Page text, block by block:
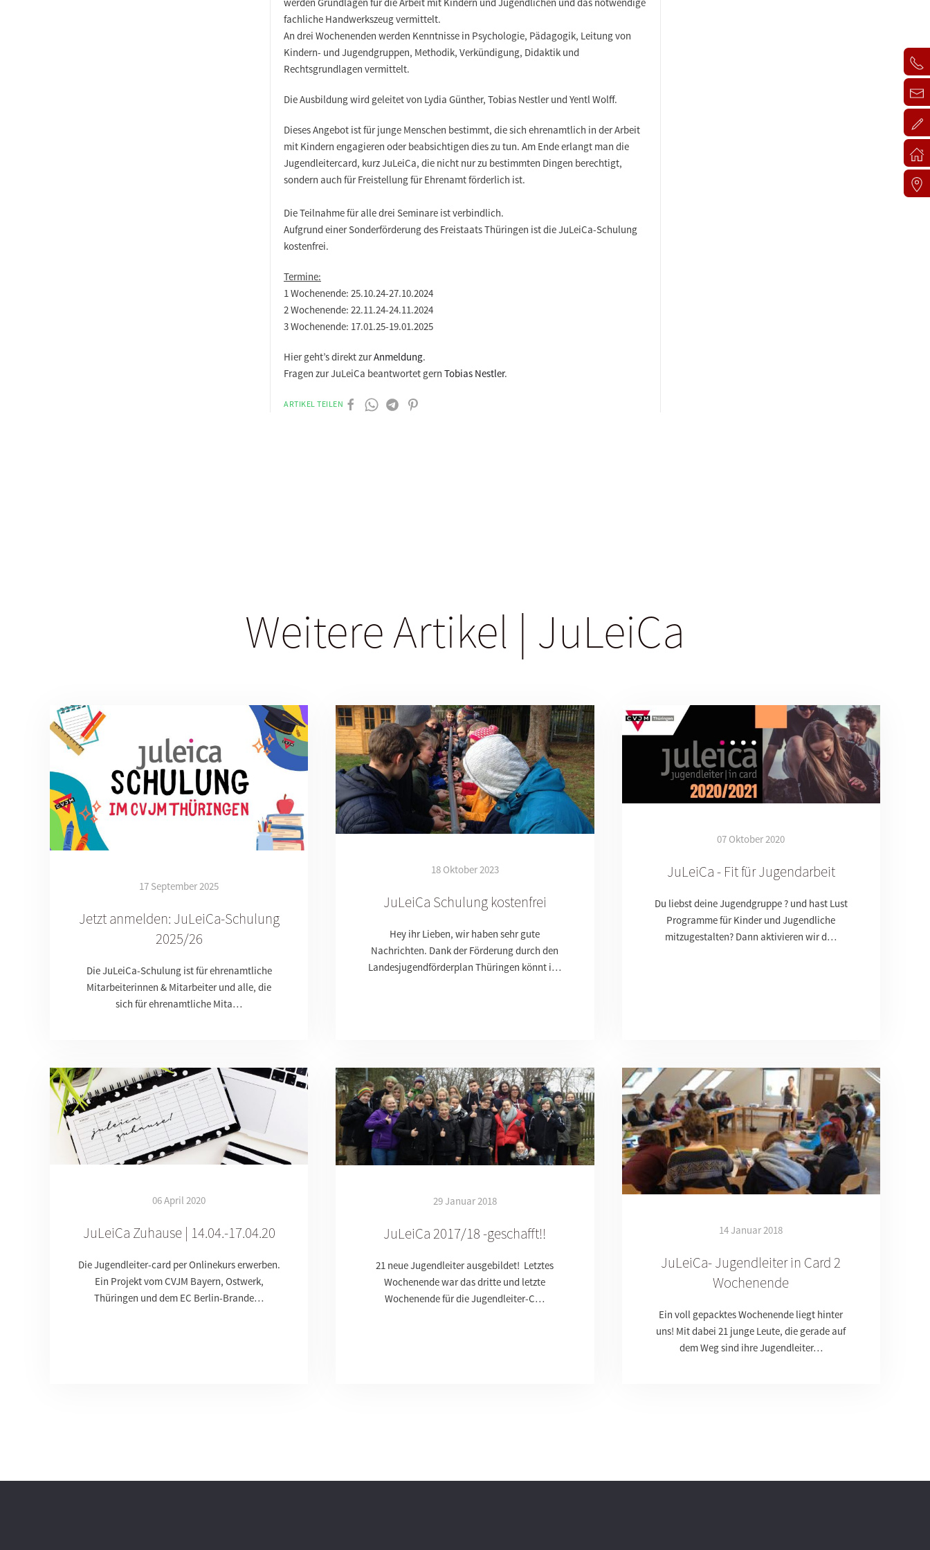
fachliche Handwerkszeug vermittelt.
An drei Wochenenden werden Kenntnisse in Psychologie, Pädagogik, Leitung von
Kindern- und Jugendgruppen, Methodik, Verkündigung, Didaktik und
Rechtsgrundlagen vermittelt.
Die Ausbildung wird geleitet von Lydia Günther, Tobias Nestler und Yentl Wolff.
Dieses Angebot ist für junge Menschen bestimmt, die sich ehrenamtlich in der Arbeit
mit Kindern engagieren oder beabsichtigen dies zu tun. Am Ende erlangt man die
Jugendleitercard, kurz JuLeiCa, die nicht nur zu bestimmten Dingen berechtigt,
sondern auch für Freistellung für Ehrenamt förderlich ist.
Die Teilnahme für alle drei Seminare ist verbindlich.
Aufgrund einer Sonderförderung des Freistaats Thüringen ist die JuLeiCa-Schulung
kostenfrei.
Termine:
1 Wochenende: 25.10.24-27.10.2024
2 Wochenende: 22.11.24-24.11.2024
3 Wochenende: 17.01.25-19.01.2025
Hier geht’s direkt zurAnmeldung.
Fragen zur JuLeiCa beantwortet gern Tobias Nestler.
ARTIKEL TEILEN
Weitere Artikel | JuLeiCa
17 September 2025
Jetzt anmelden: JuLeiCa-Schulung
2025/26
Die JuLeiCa-Schulung ist für ehrenamtliche
Mitarbeiterinnen & Mitarbeiter und alle, die
sich für ehrenamtliche Mita…
18 Oktober 2023
JuLeiCa Schulung kostenfrei
Hey ihr Lieben, wir haben sehr gute
Nachrichten. Dank der Förderung durch den
Landesjugendförderplan Thüringen könnt i…
07 Oktober 2020
JuLeiCa - Fit für Jugendarbeit
Du liebst deine Jugendgruppe ? und hast Lust
Programme für Kinder und Jugendliche
mitzugestalten? Dann aktivieren wir d…
06 April 2020
JuLeiCa Zuhause | 14.04.-17.04.20
Die Jugendleiter-card per Onlinekurs erwerben.
Ein Projekt vom CVJM Bayern, Ostwerk,
Thüringen und dem EC Berlin-Brande…
29 Januar 2018
JuLeiCa 2017/18 -geschafft!!
21 neue Jugendleiter ausgebildet! Letztes
Wochenende war das dritte und letzte
Wochenende für die Jugendleiter-C…
14 Januar 2018
JuLeiCa- Jugendleiter in Card 2
Wochenende
Ein voll gepacktes Wochenende liegt hinter
uns! Mit dabei 21 junge Leute, die gerade auf
dem Weg sind ihre Jugendleiter…